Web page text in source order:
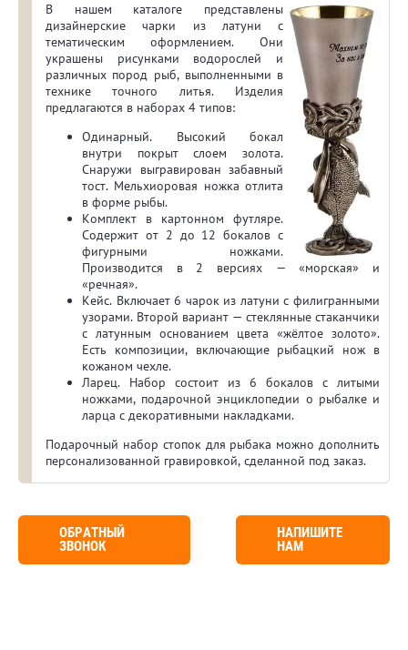
В нашем каталоге представлены
дизайнерские чарки из латуни с
тематическим оформлением. Они
украшены рисунками водорослей и
различных пород рыб, выполненными в
технике точного литья. Изделия
предлагаются в наборах 4 типов:
Одинарный. Высокий бокал
внутри покрыт слоем золота.
Снаружи выгравирован забавный
тост. Мельхиоровая ножка отлита
в форме рыбы.
Комплект в картонном футляре.
Содержит от 2 до 12 бокалов с
фигурными ножками.
Производится в 2 версиях — «морская» и
«речная».
Кейс. Включает 6 чарок из латуни с филигранными
узорами. Второй вариант — стеклянные стаканчики
с латунным основанием цвета «жёлтое золото».
Есть композиции, включающие рыбацкий нож в
кожаном чехле.
Ларец. Набор состоит из 6 бокалов с литыми
ножками, подарочной энциклопедии о рыбалке и
ларца с декоративными накладками.
Подарочный набор стопок для рыбака можно дополнить
персонализованной гравировкой, сделанной под заказ.
ОБРАТНЫЙ
ЗВОНОК
НАПИШИТЕ
НАМ